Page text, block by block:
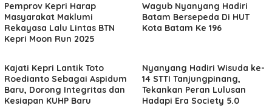
Pemprov Kepri Harap
Masyarakat Maklumi
Rekayasa Lalu Lintas BTN
Kepri Moon Run 2025
Wagub Nyanyang Hadiri
Batam Bersepeda Di HUT
Kota Batam Ke 196
Kajati Kepri Lantik Toto
Roedianto Sebagai Aspidum
Baru, Dorong Integritas dan
Kesiapan KUHP Baru
Nyanyang Hadiri Wisuda ke-
14 STTI Tanjungpinang,
Tekankan Peran Lulusan
Hadapi Era Society 5.0